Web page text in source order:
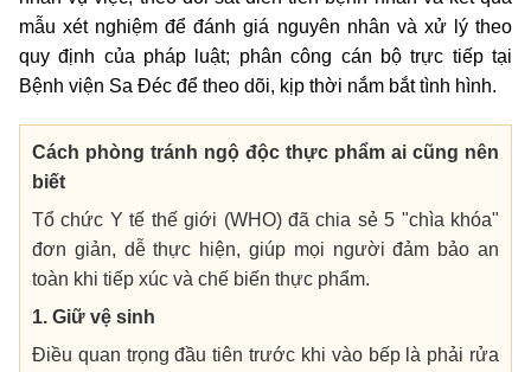
mẫu xét nghiệm để đánh giá nguyên nhân và xử lý theo
quy định của pháp luật; phân công cán bộ trực tiếp tại
Bệnh viện Sa Đéc để theo dõi, kịp thời nắm bắt tình hình.
Cách phòng tránh ngộ độc thực phẩm ai cũng nên
biết
Tổ chức Y tế thế giới (WHO) đã chia sẻ 5 "chìa khóa"
đơn giản, dễ thực hiện, giúp mọi người đảm bảo an
toàn khi tiếp xúc và chế biến thực phẩm.
1. Giữ vệ sinh
Điều quan trọng đầu tiên trước khi vào bếp là phải rửa